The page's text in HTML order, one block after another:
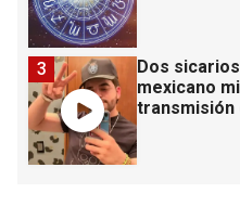
Dos
mexicano
transmisión
3